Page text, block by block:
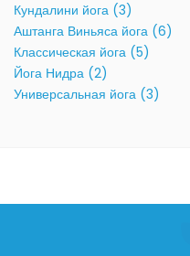
Кундалини йога (3)
Аштанга Виньяса йога (6)
Классическая йога (5)
Йога Нидра (2)
Универсальная йога (3)